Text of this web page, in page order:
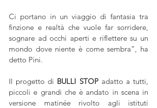
Ci portano in un viaggio di fantasia tra
finzione e realtà che vuole far sorridere,
sognare ad occhi aperti e riflettere su un
mondo dove niente è come sembra”, ha
detto Pini.
Il progetto di BULLI STOP adatto a tutti,
piccoli e grandi che è andato in scena in
versione matinée rivolto agli istituti